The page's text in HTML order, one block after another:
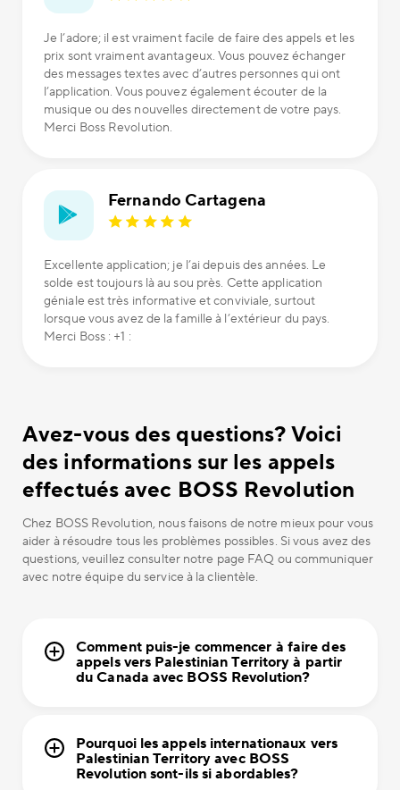
Je l’adore; il est vraiment facile de faire des appels et les
prix sont vraiment avantageux. Vous pouvez échanger
des messages textes avec d’autres personnes qui ont
l’application. Vous pouvez également écouter de la
musique ou des nouvelles directement de votre pays.
Merci Boss Revolution.
Fernando Cartagena
Excellente application; je l’ai depuis des années. Le
solde est toujours là au sou près. Cette application
géniale est très informative et conviviale, surtout
lorsque vous avez de la famille à l’extérieur du pays.
Merci Boss : +1 :
Avez-vous des questions? Voici
des informations sur les appels
effectués avec BOSS Revolution
Chez BOSS Revolution, nous faisons de notre mieux pour vous
aider à résoudre tous les problèmes possibles. Si vous avez des
questions, veuillez consulter notre page FAQ ou communiquer
avec notre équipe du service à la clientèle.
Comment puis-je commencer à faire des
appels vers Palestinian Territory à partir
du Canada avec BOSS Revolution?
Pourquoi les appels internationaux vers
Palestinian Territory avec BOSS
Revolution sont-ils si abordables?